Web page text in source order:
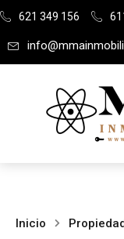
621 349 156
Inicio